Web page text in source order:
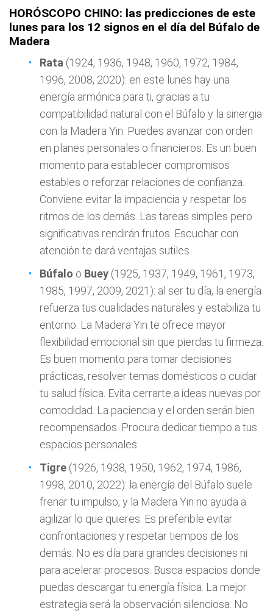
HORÓSCOPO CHINO: las predicciones de este
lunes para los 12 signos en el día del Búfalo de
Madera
Rata (1924, 1936, 1948, 1960, 1972, 1984,
1996, 2008, 2020): en este lunes hay una
energía armónica para ti, gracias a tu
compatibilidad natural con el Búfalo y la sinergia
con la Madera Yin. Puedes avanzar con orden
en planes personales o financieros. Es un buen
momento para establecer compromisos
estables o reforzar relaciones de confianza.
Conviene evitar la impaciencia y respetar los
ritmos de los demás. Las tareas simples pero
significativas rendirán frutos. Escuchar con
atención te dará ventajas sutiles
Búfalo o Buey (1925, 1937, 1949, 1961, 1973,
1985, 1997, 2009, 2021): al ser tu día, la energía
refuerza tus cualidades naturales y estabiliza tu
entorno. La Madera Yin te ofrece mayor
flexibilidad emocional sin que pierdas tu firmeza.
Es buen momento para tomar decisiones
prácticas, resolver temas domésticos o cuidar
tu salud física. Evita cerrarte a ideas nuevas por
comodidad. La paciencia y el orden serán bien
recompensados. Procura dedicar tiempo a tus
espacios personales
Tigre (1926, 1938, 1950, 1962, 1974, 1986,
1998, 2010, 2022): la energía del Búfalo suele
frenar tu impulso, y la Madera Yin no ayuda a
agilizar lo que quieres. Es preferible evitar
confrontaciones y respetar tiempos de los
demás. No es día para grandes decisiones ni
para acelerar procesos. Busca espacios donde
puedas descargar tu energía física. La mejor
estrategia será la observación silenciosa. No